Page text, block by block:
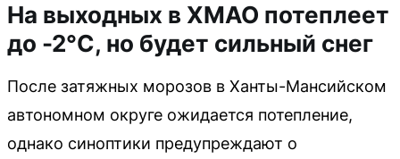
На выходных в ХМАО потеплеет
до -2°C, но будет сильный снег
После затяжных морозов в Ханты-Мансийском
автономном округе ожидается потепление,
однако синоптики предупреждают о